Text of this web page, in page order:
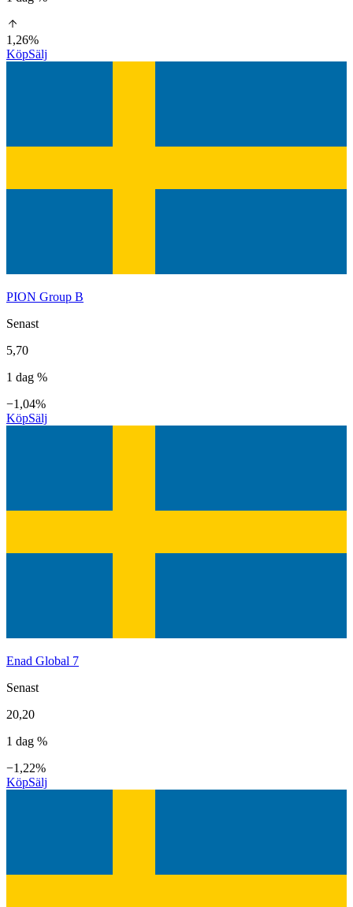
1,26%
KöpSälj
PION Group B
Senast
5,70
1 dag %
−1,04%
KöpSälj
Enad Global 7
Senast
20,20
1 dag %
−1,22%
KöpSälj